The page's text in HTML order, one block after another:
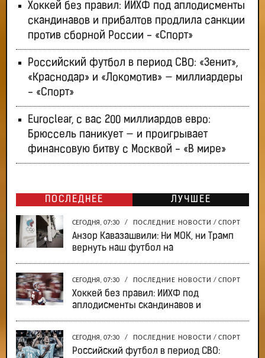
Хоккей без правил: ИИХФ под аплодисменты
скандинавов и прибалтов продлила санкции
против сборной России - «Спорт»
Российский футбол в период СВО: «Зенит»,
«Краснодар» и «Локомотив» — миллиардеры
- «Спорт»
Euroclear, с вас 200 миллиардов евро:
Брюссель паникует — и проигрывает
финансовую битву с Москвой - «В мире»
ПОСЛЕДНЕЕ ЛУЧШЕЕ
СЕГОДНЯ, 07:30 / ПОСЛЕДНИЕ НОВОСТИ / СПОРТ
Анзор Кавазашвили: Ни МОК, ни Трамп
вернуть наш футбол на
СЕГОДНЯ, 07:30 / ПОСЛЕДНИЕ НОВОСТИ / СПОРТ
Хоккей без правил: ИИХФ под
аплодисменты скандинавов и
СЕГОДНЯ, 07:30 / ПОСЛЕДНИЕ НОВОСТИ / СПОРТ
Российский футбол в период СВО: